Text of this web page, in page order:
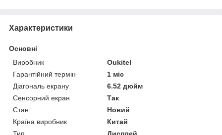
Характеристики
Основні
Виробник
Oukitel
Гарантійний термін
1 міс
Діагональ екрану
6.52 дюйм
Сенсорний екран
Так
Стан
Новий
Країна виробник
Китай
Тип
Дисплей